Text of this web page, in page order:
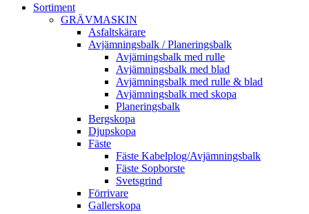
Sortiment
GRÄV­MASKIN
Asfalt­skärare
Avjämnings­balk / Planeringsbalk
Avjämingsbalk med rulle
Avjämningsbalk med blad
Avjämningsbalk med rulle & blad
Avjämningsbalk med skopa
Planerings­balk
Berg­skopa
Djup­skopa
Fäste
Fäste Kabel­­plog/­Avjämnings­­balk
Fäste Sop­borste
Svets­grind
Förrivare
Galler­skopa